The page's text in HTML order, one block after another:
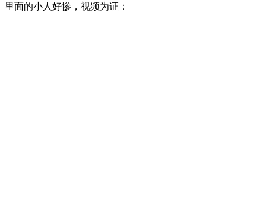
里面的小人好惨，视频为证：